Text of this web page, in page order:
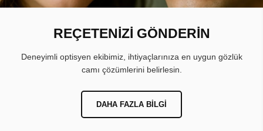
REÇETENİZİ GÖNDERİN
Deneyimli optisyen ekibimiz, ihtiyaçlarınıza en uygun gözlük
camı çözümlerini belirlesin.
DAHA FAZLA BILGI